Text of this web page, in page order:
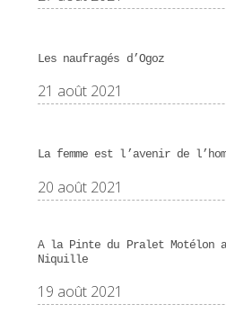
Les naufragés d’Ogoz
21 août 2021
La femme est l’avenir de
20 août 2021
A la Pinte du Pralet Motélon
Niquille
19 août 2021